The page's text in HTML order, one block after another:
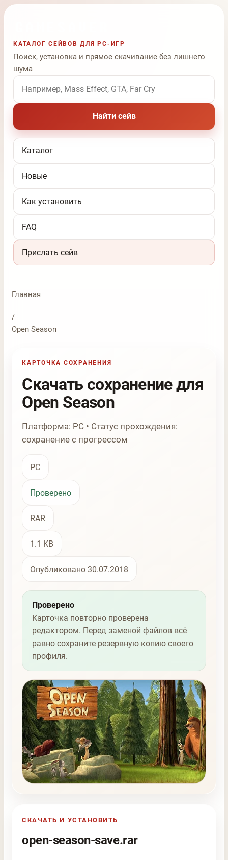
КАТАЛОГ СЕЙВОВ ДЛЯ PC-ИГР
Поиск, установка и прямое скачивание без лишнего
шума
Поиск по названию игры
Найти сейв
Каталог
Новые
Как установить
FAQ
Прислать сейв
Главная
/
Open Season
КАРТОЧКА СОХРАНЕНИЯ
Скачать сохранение для
Open Season
Платформа: PC • Статус прохождения:
сохранение с прогрессом
PC
Проверено
RAR
1.1 KB
Опубликовано 30.07.2018
Проверено
Карточка повторно проверена
редактором. Перед заменой файлов всё
равно сохраните резервную копию своего
профиля.
СКАЧАТЬ И УСТАНОВИТЬ
open-season-save.rar